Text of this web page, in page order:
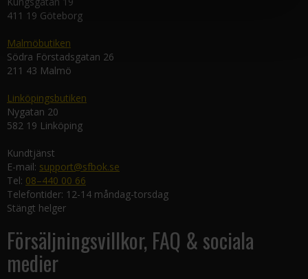
411 19 Göteborg
Malmöbutiken
Södra Förstadsgatan 26
211 43 Malmö
Linköpingsbutiken
Nygatan 20
582 19 Linköping
Kundtjänst
E-mail: support@sfbok.se
Tel: 08–440 00 66
Telefontider: 12-14 måndag-torsdag
Stängt helger
Försäljningsvillkor, FAQ & sociala
medier